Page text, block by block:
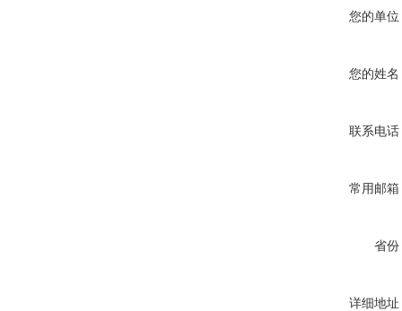
您的单位
您的姓名
联系电话
常用邮箱
省份
详细地址